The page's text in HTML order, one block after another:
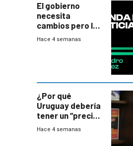
El gobierno
necesita
cambios pero los
ministros tienen
Hace 4 semanas
¿Por qué
Uruguay debería
tener un “precio
único” en los
Hace 4 semanas